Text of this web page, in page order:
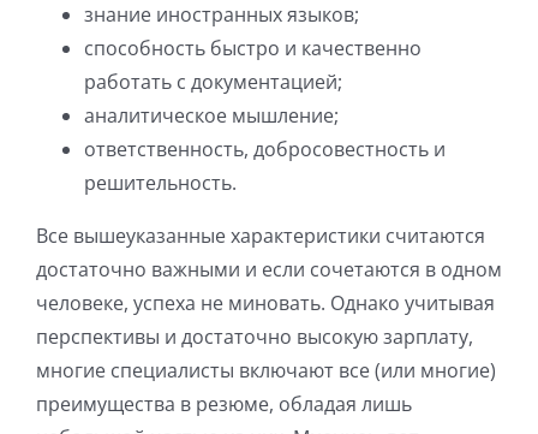
знание иностранных языков;
способность быстро и качественно
работать с документацией;
аналитическое мышление;
ответственность, добросовестность и
решительность.
Все вышеуказанные характеристики считаются
достаточно важными и если сочетаются в одном
человеке, успеха не миновать. Однако учитывая
перспективы и достаточно высокую зарплату,
многие специалисты включают все (или многие)
преимущества в резюме, обладая лишь